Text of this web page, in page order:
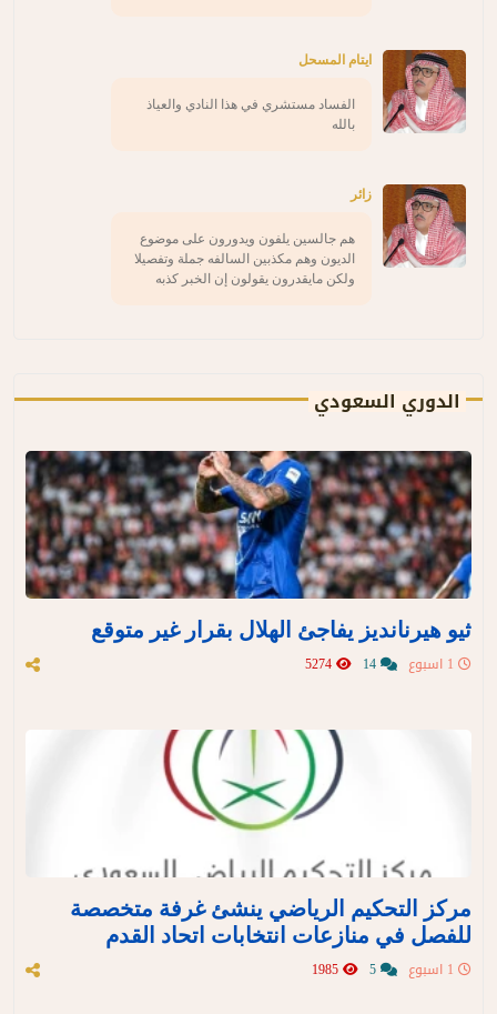
ايتام المسحل
الفساد مستشري في هذا النادي والعياذ
بالله
زائر
هم جالسين يلفون ويدورون على موضوع
الديون وهم مكذبين السالفه جملة وتفصيلا
ولكن مايقدرون يقولون إن الخبر كذبه
الدوري السعودي
ثيو هيرنانديز يفاجئ الهلال بقرار غير متوقع
مركز التحكيم الرياضي ينشئ غرفة متخصصة
للفصل في منازعات انتخابات اتحاد القدم